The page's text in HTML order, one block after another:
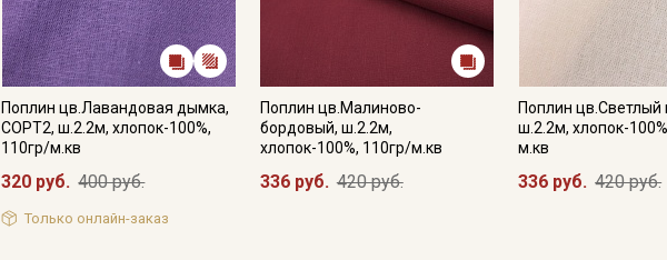
Поплин цв.Лавандовая дымка,
СОРТ2, ш.2.2м, хлопок-100%,
110гр/м.кв
320 руб. 400 руб.
Только онлайн-заказ
Поплин цв.Малиново-
бордовый, ш.2.2м,
хлопок-100%, 110гр/м.кв
336 руб. 420 руб.
Поплин цв.Светлый
ш.2.2м, хлопок-
м.кв
336 руб. 420 руб.
Секретная рассылка от
Купава
Мы публикуем здесь дополнительные